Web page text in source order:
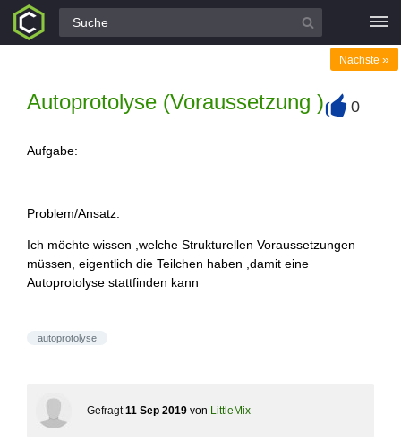
Alle Fragen
Autoprotolyse (Voraussetzung )
Nächste »
0
Aufgabe:
Problem/Ansatz:
Ich möchte wissen ,welche Strukturellen Voraussetzungen
müssen, eigentlich die Teilchen haben ,damit eine
Autoprotolyse stattfinden kann
autoprotolyse
Gefragt 11 Sep 2019 von LittleMix